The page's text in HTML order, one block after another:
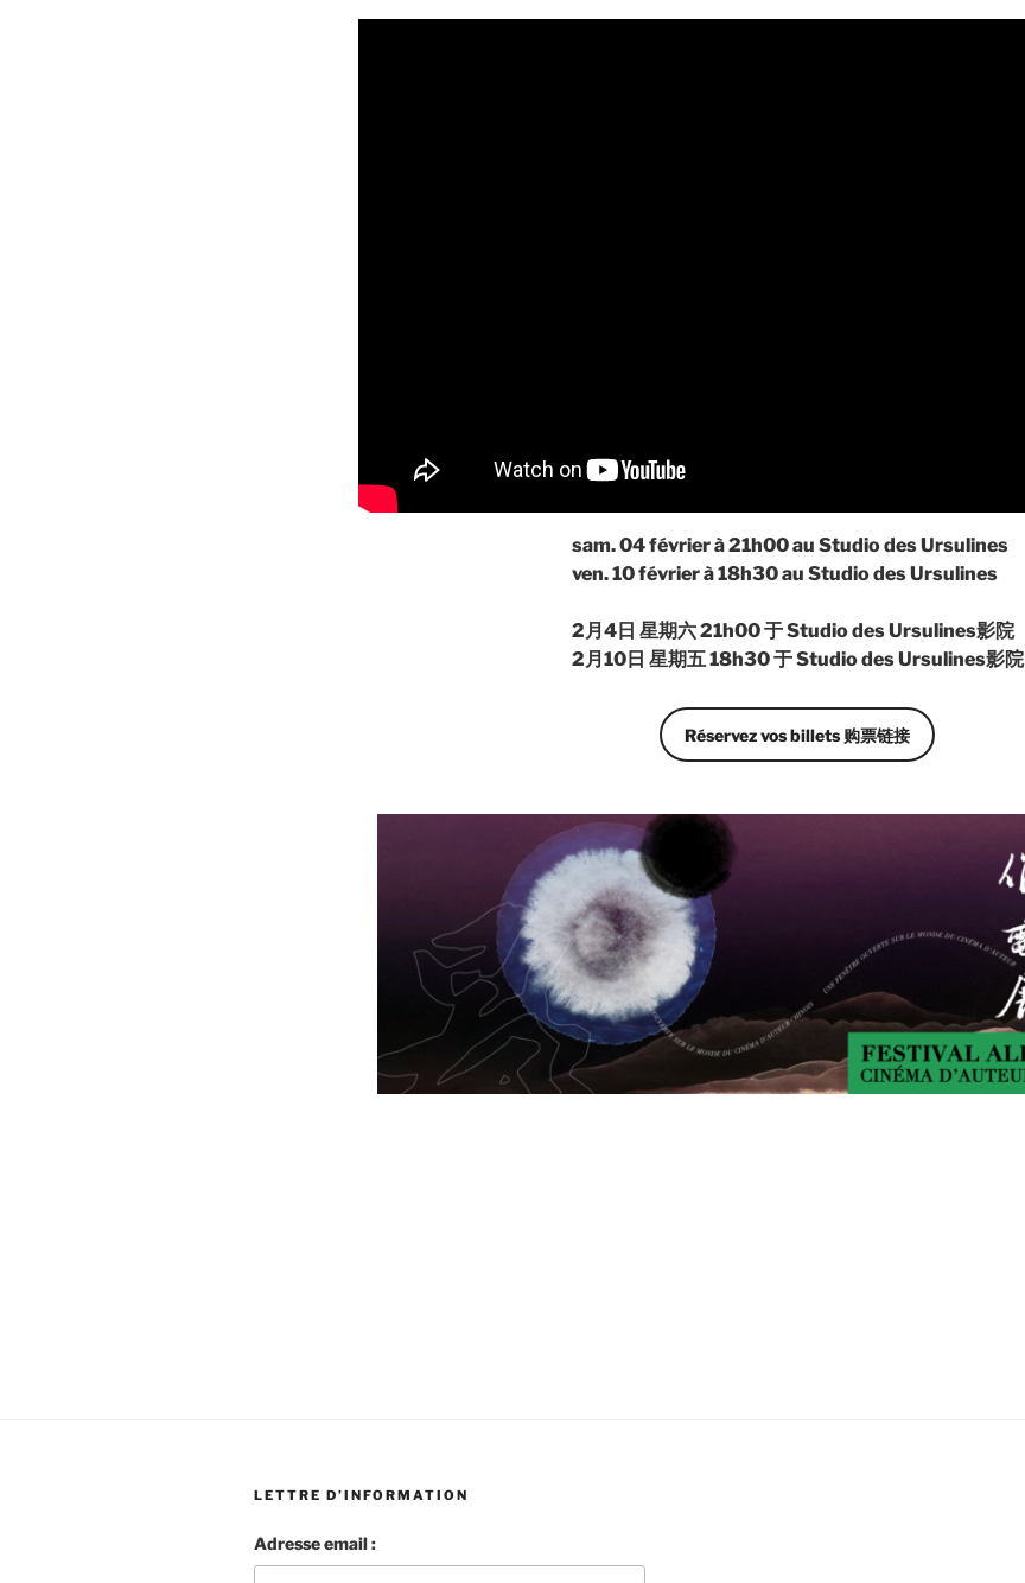
sam. 04 février à 21h00 au Studio des Ursulines
ven. 10 février à 18h30 au Studio des Ursulines
2月4日 星期六 21h00 于 Studio des Ursulines影院
2月10日 星期五 18h30 于 Studio des Ursulines影院
Réservez vos billets 购票链接
LETTRE D’INFORMATION
Adresse email :